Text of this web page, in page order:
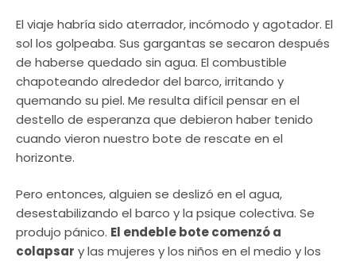
El viaje habría sido aterrador, incómodo y agotador. El
sol los golpeaba. Sus gargantas se secaron después
de haberse quedado sin agua. El combustible
chapoteando alrededor del barco, irritando y
quemando su piel. Me resulta difícil pensar en el
destello de esperanza que debieron haber tenido
cuando vieron nuestro bote de rescate en el
horizonte.
Pero entonces, alguien se deslizó en el agua,
desestabilizando el barco y la psique colectiva. Se
produjo pánico. El endeble bote comenzó a
colapsar y las mujeres y los niños en el medio y los